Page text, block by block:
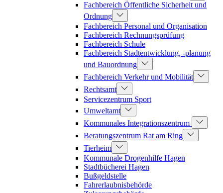
Fachbereich Öffentliche Sicherheit und
Ordnung
Fachbereich Personal und Organisation
Fachbereich Rechnungsprüfung
Fachbereich Schule
Fachbereich Stadtentwicklung, -planung
und Bauordnung
Fachbereich Verkehr und Mobilität
Rechtsamt
Servicezentrum Sport
Umweltamt
Kommunales Integrationszentrum
Beratungszentrum Rat am Ring
Tierheim
Kommunale Drogenhilfe Hagen
Stadtbücherei Hagen
Bußgeldstelle
Fahrerlaubnisbehörde